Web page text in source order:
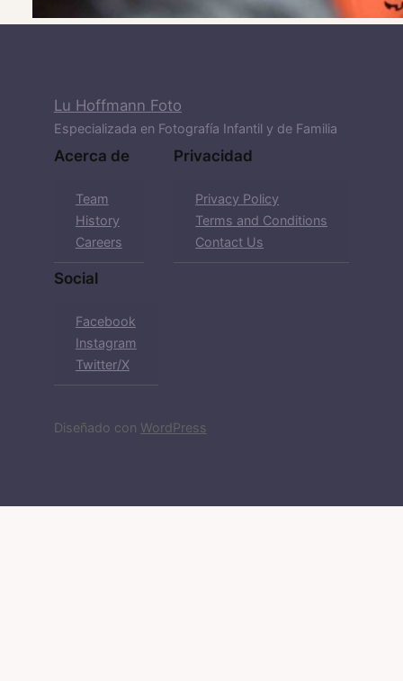
Lu Hoffmann Foto
Especializada en Fotografía Infantil y de Familia
Acerca de
Team
History
Careers
Privacidad
Privacy Policy
Terms and Conditions
Contact Us
Social
Facebook
Instagram
Twitter/X
Diseñado con WordPress